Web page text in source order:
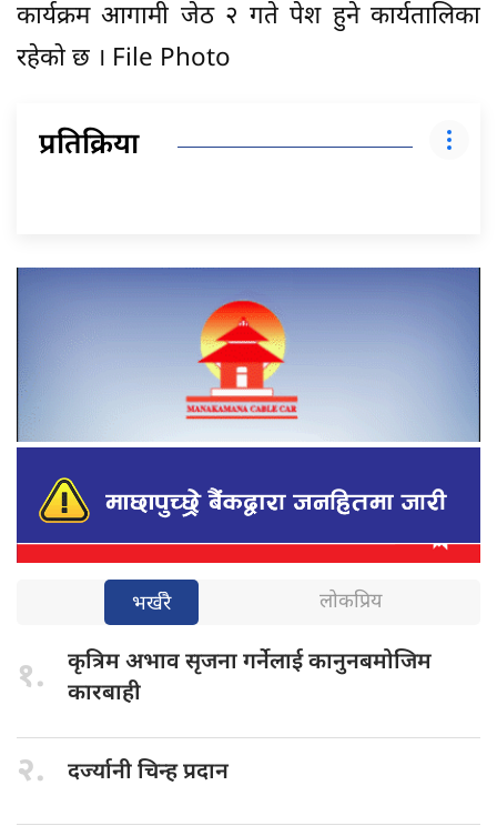
कार्यक्रम आगामी जेठ २ गते पेश हुने कार्यतालिका
रहेको छ । File Photo
प्रतिक्रिया
भर्खरै लोकप्रिय
१. कृत्रिम अभावसृजना गर्नेलाई कानुनबमोजिम
कारबाही
२. दर्ज्यानी चिन्हप्रदान